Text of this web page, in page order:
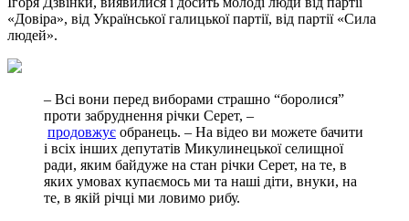
«Довіра», від Української галицької партії, від партії «Сила
людей».
– Всі вони перед виборами страшно “боролися”
проти забруднення річки Серет, –
продовжує обранець. – На відео ви можете бачити
і всіх інших депутатів Микулинецької селищної
ради, яким байдуже на стан річки Серет, на те, в
яких умовах купаємось ми та наші діти, внуки, на
те, в якій річці ми ловимо рибу.